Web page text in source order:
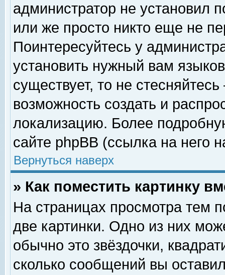
администратор не установил
или же просто никто еще не
Поинтересуйтесь у
установить нужный вам
существует, то не
возможность создать и
локализацию. Более
сайте phpBB (ссылка на него
Вернуться наверх
» Как поместить картинку
На страницах просмотра тем
две картинки. Одно из них
обычно это звёздочки,
сколько сообщений вы